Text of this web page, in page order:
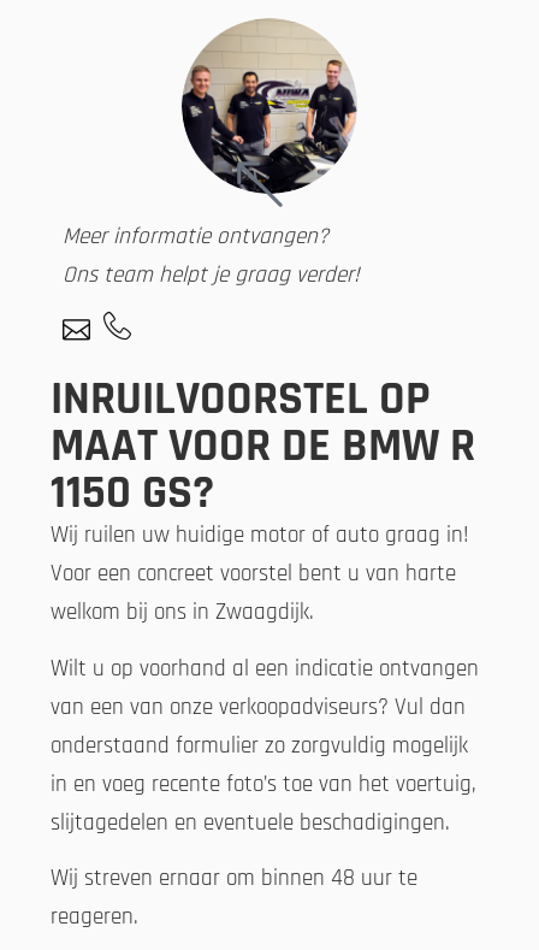
Meer informatie ontvangen?
Ons team helpt je graag verder!
INRUILVOORSTEL OP
MAAT VOOR DE BMW R
1150 GS?
Wij ruilen uw huidige motor of auto graag in!
Voor een concreet voorstel bent u van harte
welkom bij ons in Zwaagdijk.
Wilt u op voorhand al een indicatie ontvangen
van een van onze verkoopadviseurs? Vul dan
onderstaand formulier zo zorgvuldig mogelijk
in en voeg recente foto’s toe van het voertuig,
slijtagedelen en eventuele beschadigingen.
Wij streven ernaar om binnen 48 uur te
reageren.